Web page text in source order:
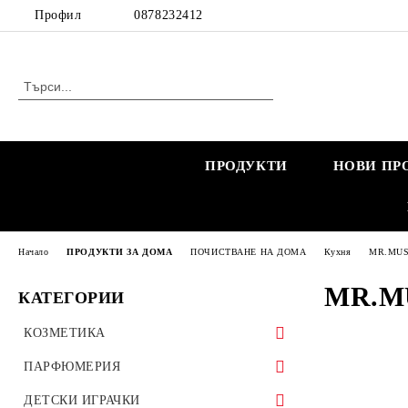
Профил 0878232412
ПРОДУКТИ НОВИ
КАТЕГОРИИ
КОЗМЕТИКА
КОЗМЕТИКА ЗА ЖЕНИ
КОЗМЕТИКА ЗА БРЕМЕННИ
КОЗМЕТИКА ЗА МЪЖЕ
ПАРФЮМЕРИЯ
МАРКОВИ ПАРФЮМИ
ДЕТСКИ ИГРАЧКИ
Начало ПРОДУКТИ ЗА ДОМА ПОЧИСТВАНЕ НА ДОМА Кухня